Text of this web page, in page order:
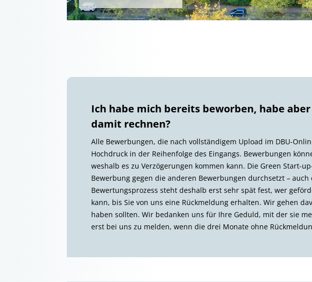
Ich habe mich bereits beworben, habe
damit rechnen?
Alle Bewerbungen, die nach vollständigem Upload im DBU-
Hochdruck in der Reihenfolge des Eingangs. Bewerbungen
weshalb es zu Verzögerungen kommen kann. Die Green Start-
Bewerbung gegen die anderen Bewerbungen durchsetzt –
Bewertungsprozess steht deshalb erst sehr spät fest, wer
kann, bis Sie von uns eine Rückmeldung erhalten. Wir gehen
haben sollten. Wir bedanken uns für Ihre Geduld, mit der sie
erst bei uns zu melden, wenn die drei Monate ohne